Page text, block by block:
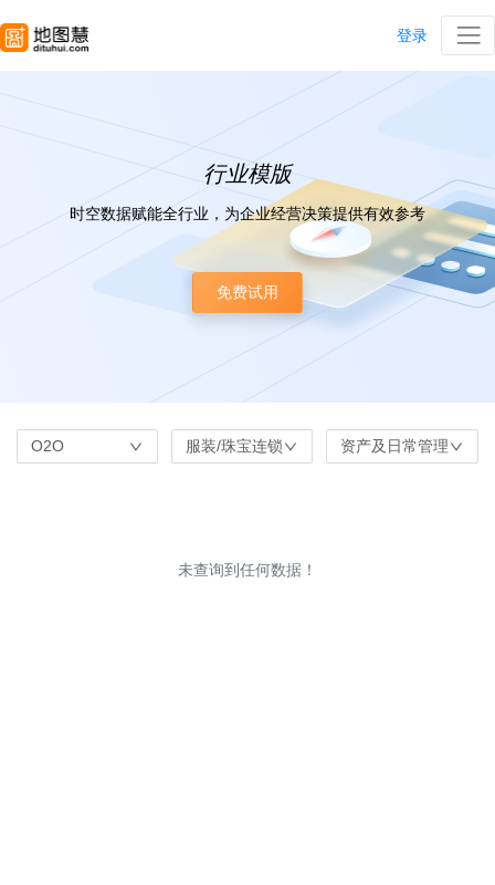
登录
行业模版
时空数据赋能全行业，为企业经营决策提供有效参考
免费试用
O2O 服装/珠宝连锁 资产及日常管理
未查询到任何数据！